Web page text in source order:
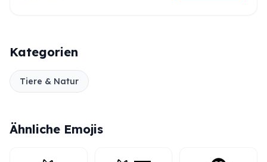
Kategorien
Tiere & Natur
Ähnliche Emojis